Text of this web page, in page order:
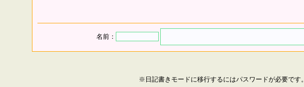
名前：
※日記書きモードに移行するにはパスワードが必要です。